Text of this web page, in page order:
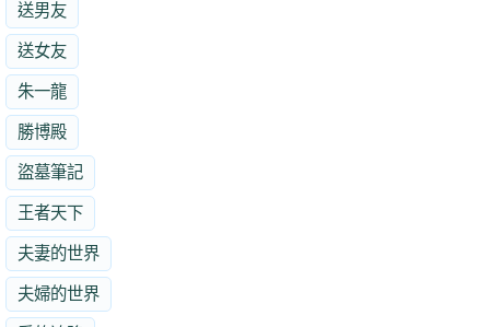
送男友
送女友
朱一龍
勝博殿
盜墓筆記
王者天下
夫妻的世界
夫婦的世界